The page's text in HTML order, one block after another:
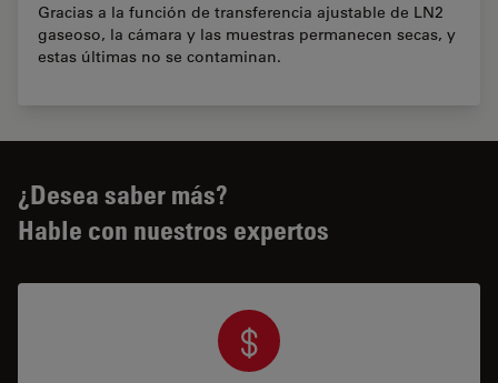
Gracias a la función de transferencia ajustable de LN2
gaseoso, la cámara y las muestras permanecen secas, y
estas últimas no se contaminan.
¿Desea saber más?
Hable con nuestros expertos